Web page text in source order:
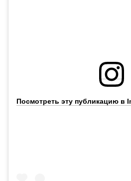
Посмотреть эту публикацию в